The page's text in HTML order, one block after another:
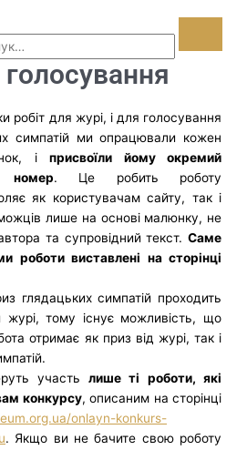
робіт для журі, і для голосування
симпатій ми опрацювали кожен
іприсвоїли йому окремий
номер. Це робить роботу
як користувачам сайту, так і
лише на основі малюнку, не
та супровідний текст. Саме
роботи виставлені на сторінці
глядацьких симпатій проходить
журі, тому існує можливість, що
отримає як приз від журі, так і
участьлише ті роботи, які
конкурсу, описаним на сторінці
onlayn-konkurs-
. Якщо ви не бачите свою роботу